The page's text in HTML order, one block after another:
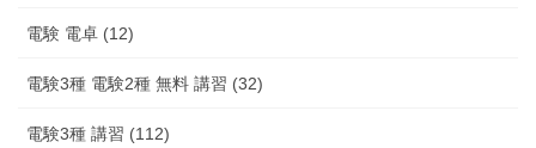
電験 電卓 (12)
電験3種 電験2種 無料 講習 (32)
電験3種 講習 (112)